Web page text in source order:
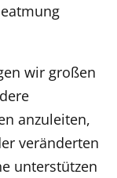
wir großen
anzuleiten,
veränderten
unterstützen